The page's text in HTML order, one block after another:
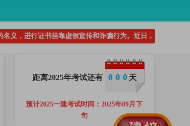
挂靠虚假宣传和诈骗行为。近日，已有多人上当受骗，
距离2025年考试还有 0 0 0 天
预计2025一建考试时间：2025年09月下
旬